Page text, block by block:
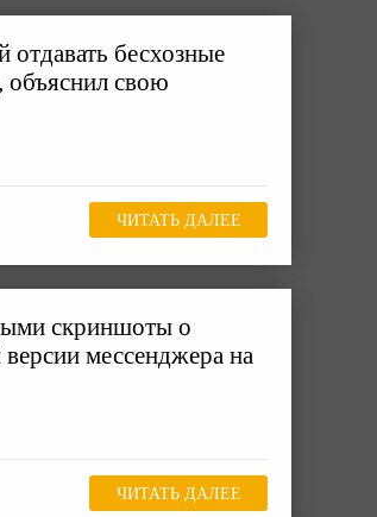
бесхозные
свою
ЧИТАТЬ ДАЛЕЕ
скриншоты о
мессенджера на
ЧИТАТЬ ДАЛЕЕ